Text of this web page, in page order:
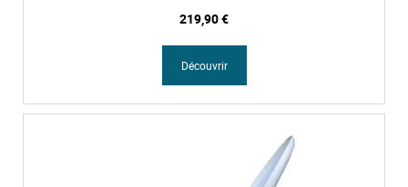
219,90 €
Découvrir